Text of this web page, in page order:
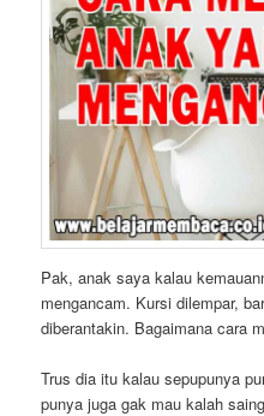
Pak, anak saya kalau
mengancam. Kursi dilempar,
diberantakin. Bagaimana cara
Trus dia itu kalau sepupunya
punya juga gak mau kalah